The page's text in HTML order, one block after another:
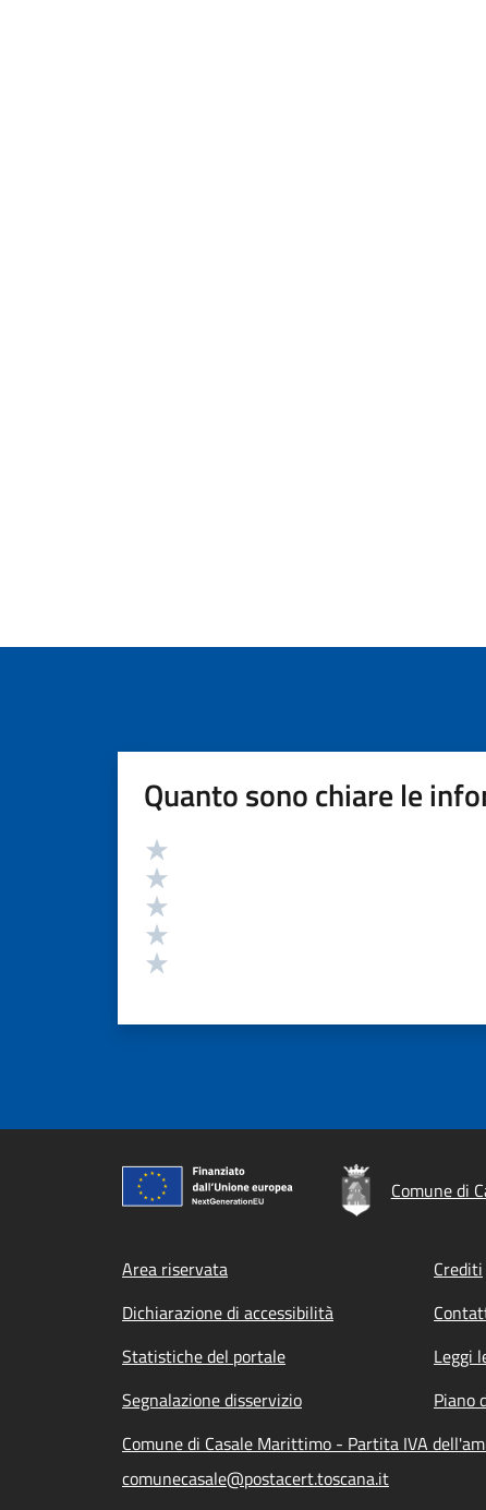
Quanto sono chiare le
Valutazione
Comune di
Footer menu
Area riservata Crediti
Dichiarazione di accessibilità
Statistiche del portale
Leggi
Segnalazione disservizio
Piano
Comune di Casale Marittimo - Partita IVA
comunecasale@postacert.toscana.it